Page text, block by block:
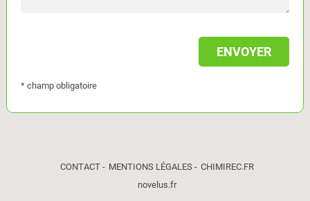
* champ obligatoire
CONTACT MENTIONS LÉGALES
CHIMIREC.FR
novelus.fr